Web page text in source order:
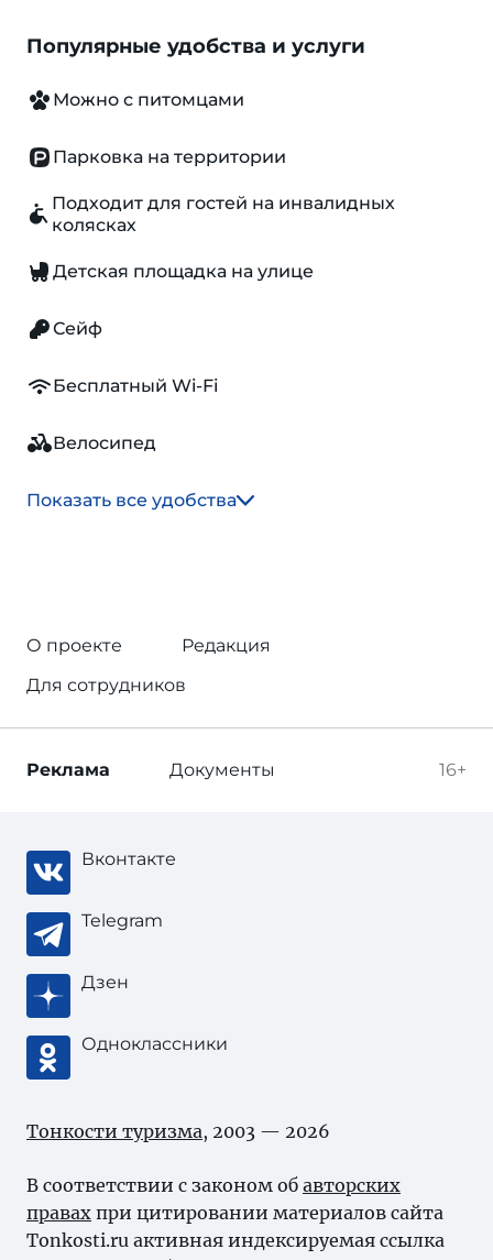
Популярные удобства и услуги
Можно с питомцами
Парковка на территории
Подходит для гостей на инвалидных
колясках
Детская площадка на улице
Сейф
Бесплатный Wi-Fi
Велосипед
Показать все удобства
О проекте
Редакция
Для сотрудников
16+
Реклама Документы
Вконтакте
Telegram
Дзен
Одноклассники
Тонкости туризма, 2003 — 2026
В соответствии с законом об авторских
правах при цитировании материалов сайта
Tonkosti.ru активная индексируемая ссылка